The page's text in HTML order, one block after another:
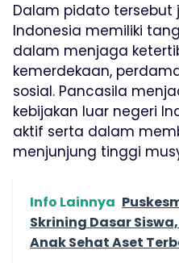
Dalam pidato
Indonesia memiliki
dalam menjaga
kemerdekaan,
sosial. Pancasila
kebijakan luar negeri
aktif serta dalam
menjunjung tinggi
Info Lainnya
Skrining Dasar
Anak Sehat Aset